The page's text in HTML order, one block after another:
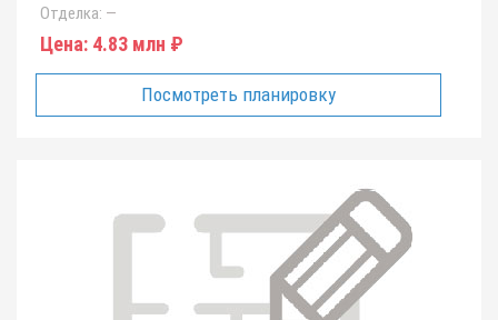
Отделка: —
Цена: 4.83 млн ₽
Посмотреть планировку